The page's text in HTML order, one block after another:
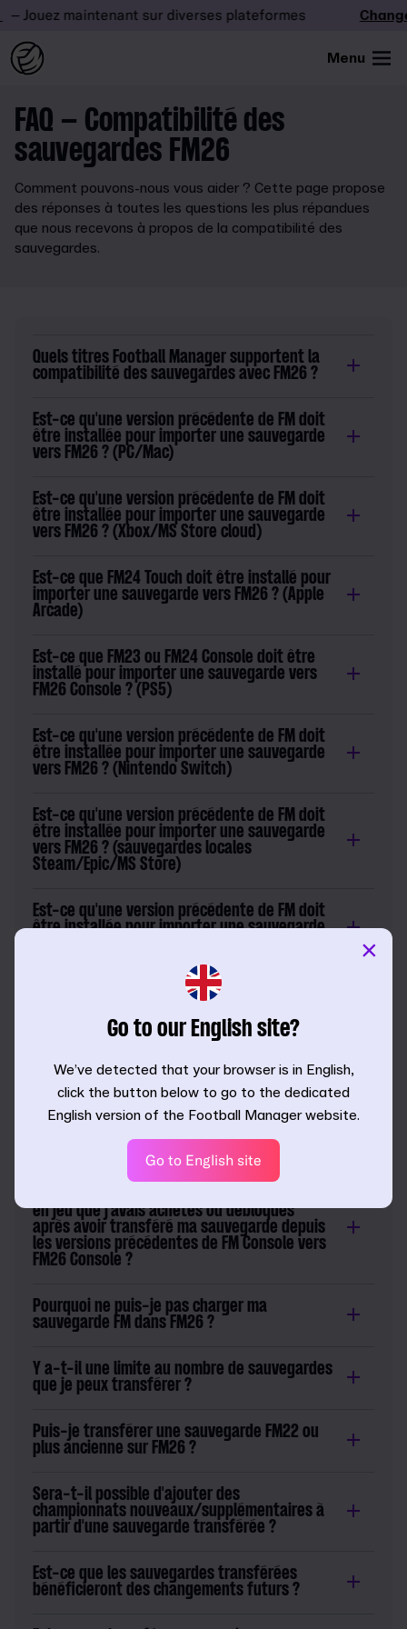
Jouez maintenant sur diverses plateformes
Menu
FAQ – Compatibilité des
sauvegardes FM26
Comment pouvons-nous vous aider ? Cette page propose
des réponses à toutes les questions les plus répandues
que nous recevons à propos de la compatibilité des
sauvegardes.
Quels titres Football Manager supportent la
compatibilité des sauvegardes avec FM26 ?
Est-ce qu'une version précédente de FM doit
être installée pour importer une sauvegarde
vers FM26 ? (PC/Mac)
Est-ce qu'une version précédente de FM doit
être installée pour importer une sauvegarde
vers FM26 ? (Xbox/MS Store cloud)
Est-ce que FM24 Touch doit être installé pour
importer une sauvegarde vers FM26 ? (Apple
Arcade)
Est-ce que FM23 ou FM24 Console doit être
installé pour importer une sauvegarde vers
FM26 Console ? (PS5)
Est-ce qu'une version précédente de FM doit
être installée pour importer une sauvegarde
vers FM26 ? (Nintendo Switch)
Est-ce qu'une version précédente de FM doit
être installée pour importer une sauvegarde
vers FM26 ? (sauvegardes locales
Steam/Epic/MS Store)
Est-ce qu'une version précédente de FM doit
être installée pour importer une sauvegarde
Est-ce qu'une version précédente de FM doit
être installée pour importer une sauvegarde
vers FM26 ? (sauvegarde Epic cloud)
Comment puis-je charger mes sauvegardes
FM dans FM26 ?
sauvegardes FM dans FM26 ?
en jeu que j'avais achetés ou débloqués
après avoir transféré ma sauvegarde depuis
les versions précédentes de FM Console vers
FM26 Console ?
Pourquoi ne puis-je pas charger ma
sauvegarde FM dans FM26 ?
Y a-t-il une limite au nombre de sauvegardes
que je peux transférer ?
Puis-je transférer une sauvegarde FM22 ou
plus ancienne sur FM26 ?
Sera-t-il possible d'ajouter des
championnats nouveaux/supplémentaires à
partir d'une sauvegarde transférée ?
Est-ce que les sauvegardes transférées
bénéficieront des changements futurs ?
Go to our English site?
We’ve detected that your browser is in English,
click the button below to go to the dedicated
English version of the Football Manager website.
Go to English site
×